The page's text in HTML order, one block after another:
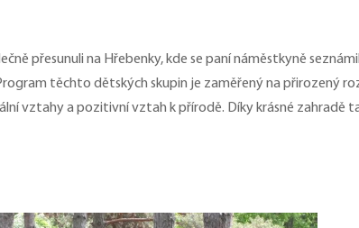
přesunuli na Hřebenky, kde se paní náměstkyně
těchto dětských skupin je zaměřený na přirozený
vztahy a pozitivní vztah k přírodě. Díky krásné zahradě